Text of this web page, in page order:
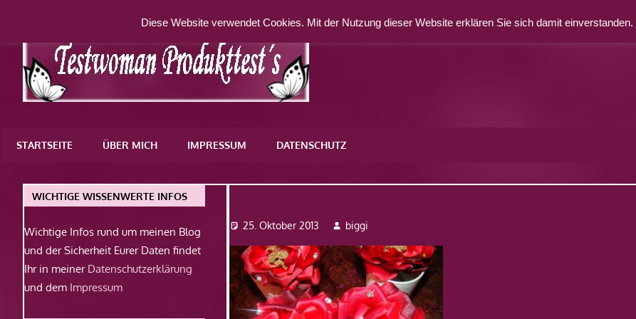
springen
WordPress-
STARTSEITE ÜBER MICH IMPRESSUM DATENSCHUTZ
25. Oktober 2013 biggi
WICHTIGE WISSENWERTE INFOS
Wichtige Infos rund um meinen Blog
und der Sicherheit Eurer Daten findet
Ihr in meiner Datenschutzerklärung
und dem Impressum
Diese Website verwendet Cookies. Mit der Nutzung dieser Website erklären Sie sich damit einverstanden.